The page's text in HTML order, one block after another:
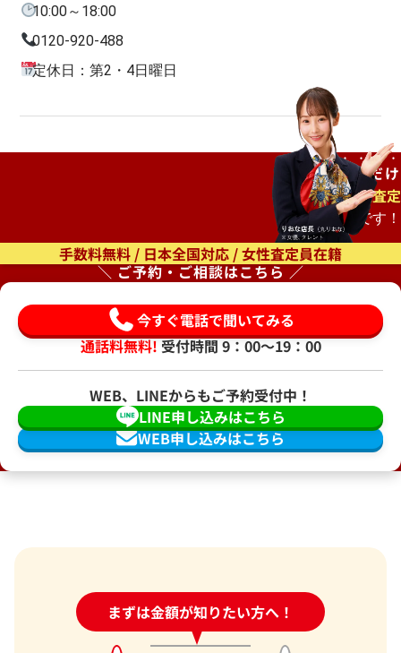
10:00～18:00
0120-920-488
定休日：第2・4日曜日
ご自宅で待つだけ
出張査定
もオススメです！
手数料無料 / 日本全国対応 / 女性査定員在籍
＼ ご予約・ご相談はこちら ／
今すぐ電話で聞いてみる
通話料無料!受付時間 9：00〜19：00
WEB、LINEからもご予約受付中！
WEB申し込みはこちら
LINE申し込みはこちら
まずは金額が知りたい方へ！
24時間受付中!問い合わせフォーム